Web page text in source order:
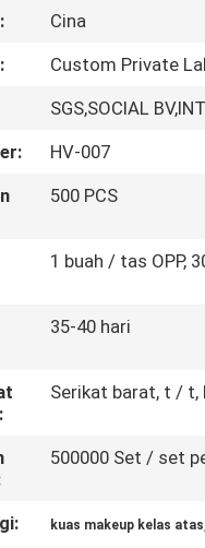
Cina
Custom Private
SGS,SOCIAL
HV-007
500 PCS
1 buah / tas OPP,
35-40 hari
Serikat barat, t / t,
500000 Set / set
kuas makeup kelas atas